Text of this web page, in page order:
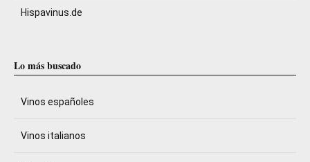
Hispavinus.de
Lo más buscado
Vinos españoles
Vinos italianos